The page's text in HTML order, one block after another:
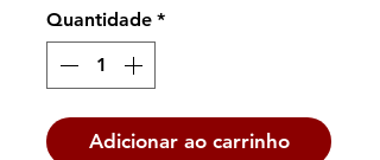
Quantidade *
Adicionar ao carrinho